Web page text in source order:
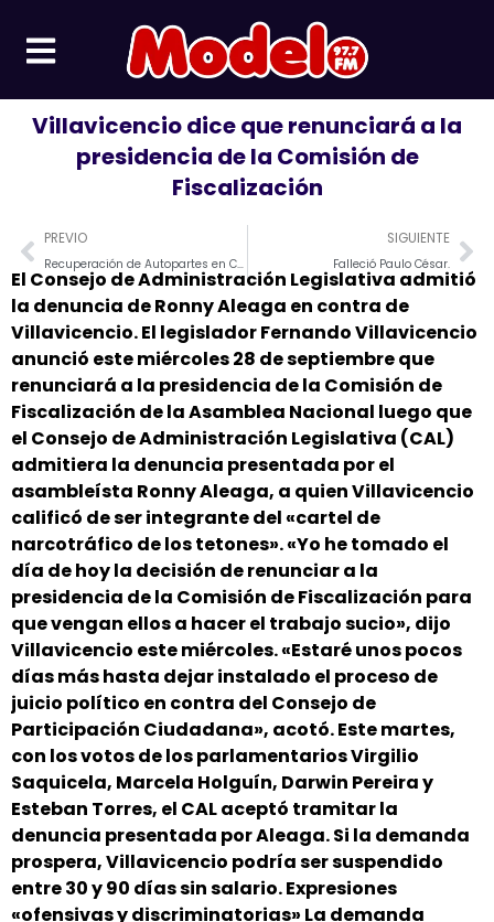
contenido
Villavicencio dice que renunciará a la
presidencia de la Comisión de
Fiscalización
Prev
PREVIO
Recuperación de Autopartes en Charapoto
SIGUIENTE
Falleció Paulo César.
El Consejo de Administración Legislativa admitió
la denuncia de Ronny Aleaga en contra de
Villavicencio. El legislador Fernando Villavicencio
anunció este miércoles 28 de septiembre que
renunciará a la presidencia de la Comisión de
Fiscalización de la Asamblea Nacional luego que
el Consejo de Administración Legislativa (CAL)
admitiera la denuncia presentada por el
asambleísta Ronny Aleaga, a quien Villavicencio
calificó de ser integrante del «cartel de
narcotráfico de los tetones». «Yo he tomado el
día de hoy la decisión de renunciar a la
presidencia de la Comisión de Fiscalización para
que vengan ellos a hacer el trabajo sucio», dijo
Villavicencio este miércoles. «Estaré unos pocos
días más hasta dejar instalado el proceso de
juicio político en contra del Consejo de
Participación Ciudadana», acotó. Este martes,
con los votos de los parlamentarios Virgilio
Saquicela, Marcela Holguín, Darwin Pereira y
Esteban Torres, el CAL aceptó tramitar la
denuncia presentada por Aleaga. Si la demanda
prospera, Villavicencio podría ser suspendido
entre 30 y 90 días sin salario. Expresiones
«ofensivas y discriminatorias» La demanda